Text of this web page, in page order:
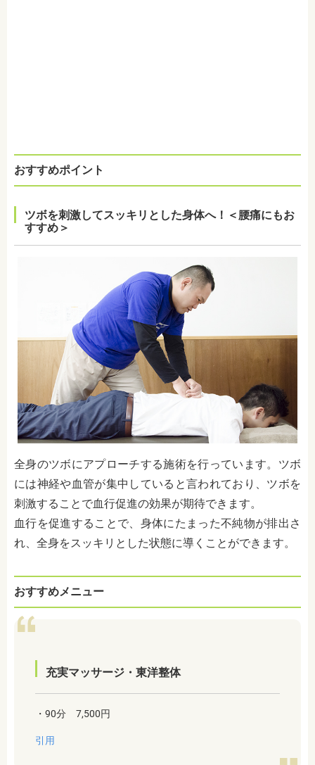
おすすめポイント
ツボを刺激してスッキリとした身体へ！＜腰痛にもお
すすめ＞
全身のツボにアプローチする施術を行っています。ツボ
には神経や血管が集中していると言われており、ツボを
刺激することで血行促進の効果が期待できます。
血行を促進することで、身体にたまった不純物が排出さ
れ、全身をスッキリとした状態に導くことができます。
おすすめメニュー
充実マッサージ・東洋整体
・90分 7,500円
引用